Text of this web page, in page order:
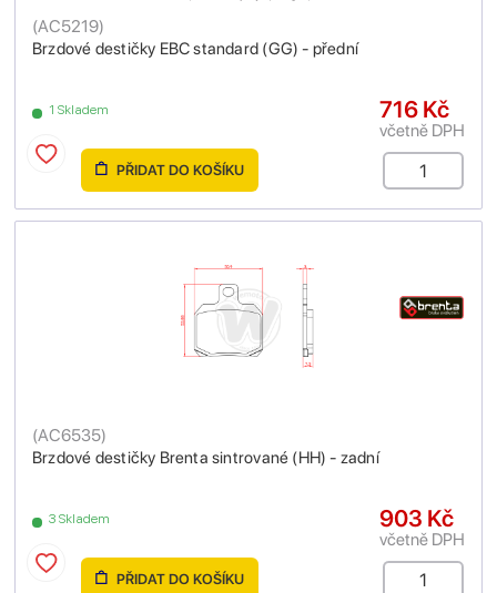
Brzdové destičky EBC standard (GG) - přední
(AC5219)
1 Skladem 716 Kč
včetně DPH
PŘIDAT DO KOŠÍKU
Brzdové destičky Brenta sintrované (HH) - zadní
(AC6535)
3 Skladem 903 Kč
včetně DPH
PŘIDAT DO KOŠÍKU